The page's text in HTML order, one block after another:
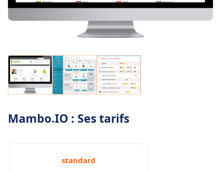
Mambo.IO : Ses tarifs
standard